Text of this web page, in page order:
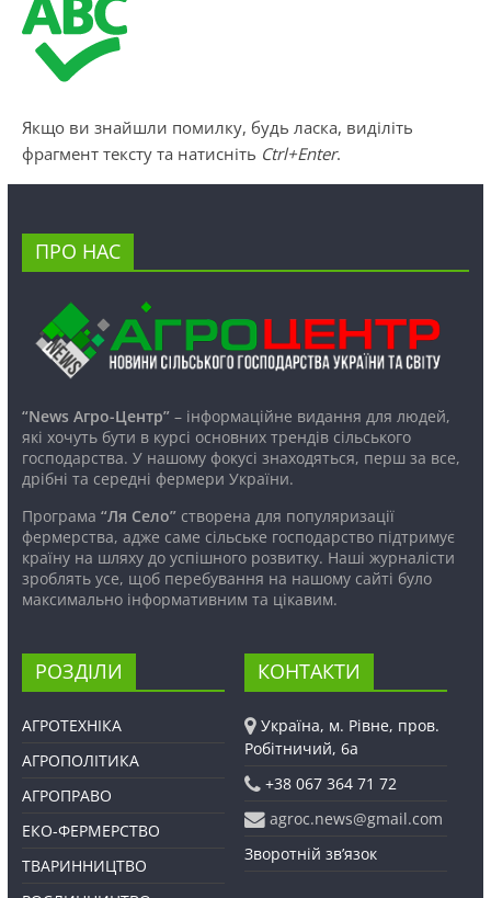
Якщо ви знайшли помилку, будь ласка, виділіть
фрагмент тексту та натисніть Ctrl+Enter.
ПРО НАС
“News Агро-Центр”– інформаційне видання для людей,
які хочуть бути в курсі основних трендів сільського
господарства. У нашому фокусі знаходяться, перш за все,
дрібні та середні фермери України.
Програма “Ля Село”створена для популяризації
фермерства, адже саме сільське господарство підтримує
країну на шляху до успішного розвитку. Наші журналісти
зроблять усе, щоб перебування на нашому сайті було
максимально інформативним та цікавим.
РОЗДІЛИ
АГРОТЕХНІКА
АГРОПОЛІТИКА
АГРОПРАВО
ЕКО-ФЕРМЕРСТВО
ТВАРИННИЦТВО
КОНТАКТИ
Україна, м. Рівне, пров.
Робітничий, 6а
+38 067 364 71 72
agroc.news@gmail.com
Зворотній зв’язок